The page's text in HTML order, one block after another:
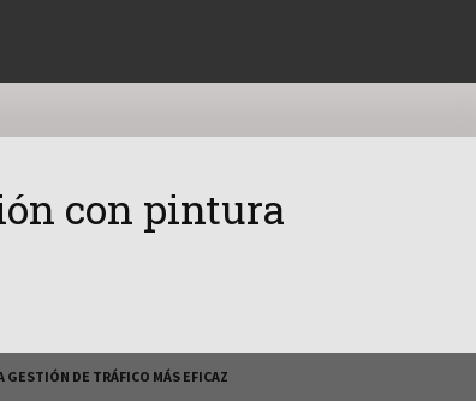
con pintura
GESTIÓN DE TRÁFICO MÁS EFICAZ